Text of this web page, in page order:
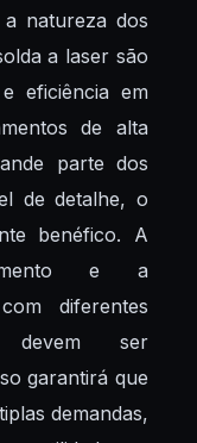
natureza dos
a laser são
eficiência em
de alta
parte dos
de detalhe, o
benéfico. A
e a
diferentes
devem ser
garantirá que
demandas,